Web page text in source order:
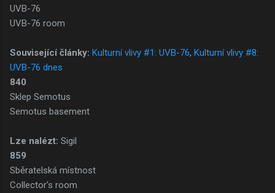
UVB-76
UVB-76 room
Související články: Kulturní vlivy #1: UVB-76, Kulturní vlivy #8:
UVB-76 dnes
840
Sklep Semotus
Semotus basement
Lze nalézt: Sigil
859
Sběratelská místnost
Collector's room